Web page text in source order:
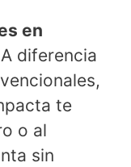
en
A diferencia
te
o al
sin